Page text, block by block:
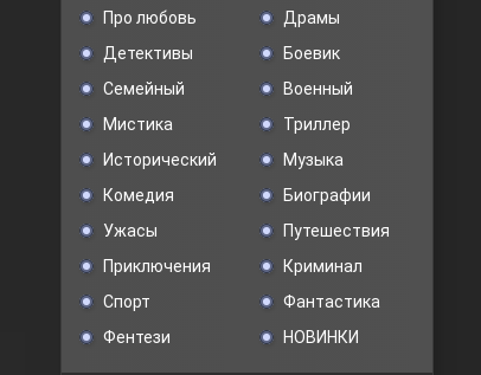
Про любовь
Драмы
Детективы
Боевик
Семейный
Военный
Мистика
Триллер
Исторический
Музыка
Комедия
Биографии
Ужасы
Путешествия
Приключения
Криминал
Спорт
Фантастика
Фентези
НОВИНКИ